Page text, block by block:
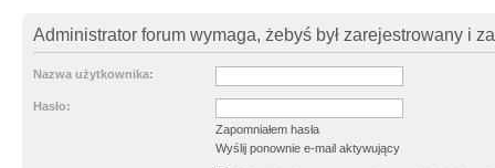
Administrator forum wymaga, żebyś był zarejestrowany i
Nazwa użytkownika:
Hasło:
Zapomniałem hasła
Wyślij ponownie e-mail aktywujący